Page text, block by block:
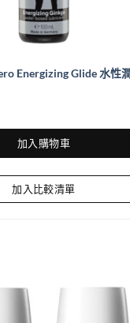
Energizing Glide 水性
加入購物車
加入比較清單